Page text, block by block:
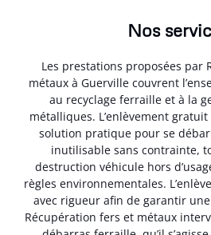
Nos
Les prestations proposées par
métaux à Guerville couvrent
au recyclage ferraille et à la
métalliques. L’enlèvement
solution pratique pour se
inutilisable sans contrainte,
destruction véhicule hors
règles environnementales.
avec rigueur afin de garantir
Récupération fers et métaux